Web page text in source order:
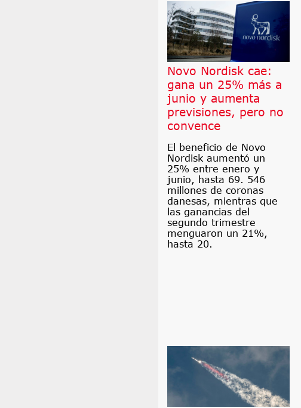
Novo Nordisk cae:
gana un 25% más a
junio y aumenta
previsiones, pero no
convence
El beneficio de Novo
Nordisk aumentó un
25% entre enero y
junio, hasta 69. 546
millones de coronas
danesas, mientras que
las ganancias del
segundo trimestre
menguaron un 21%,
hasta 20.